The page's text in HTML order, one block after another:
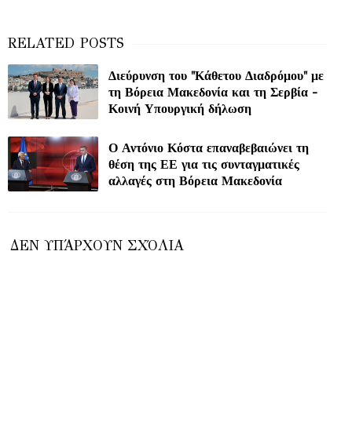
Διεύρυνση του "Κάθετου Διαδρόμου" με
τη Βόρεια Μακεδονία και τη Σερβία -
Κοινή Υπουργική δήλωση
Ο Αντόνιο Κόστα επαναβεβαιώνει τη
θέση της ΕΕ για τις συνταγματικές
αλλαγές στη Βόρεια Μακεδονία
ΔΕΝ ΥΠΆΡΧΟΥΝ ΣΧΌΛΙΑ